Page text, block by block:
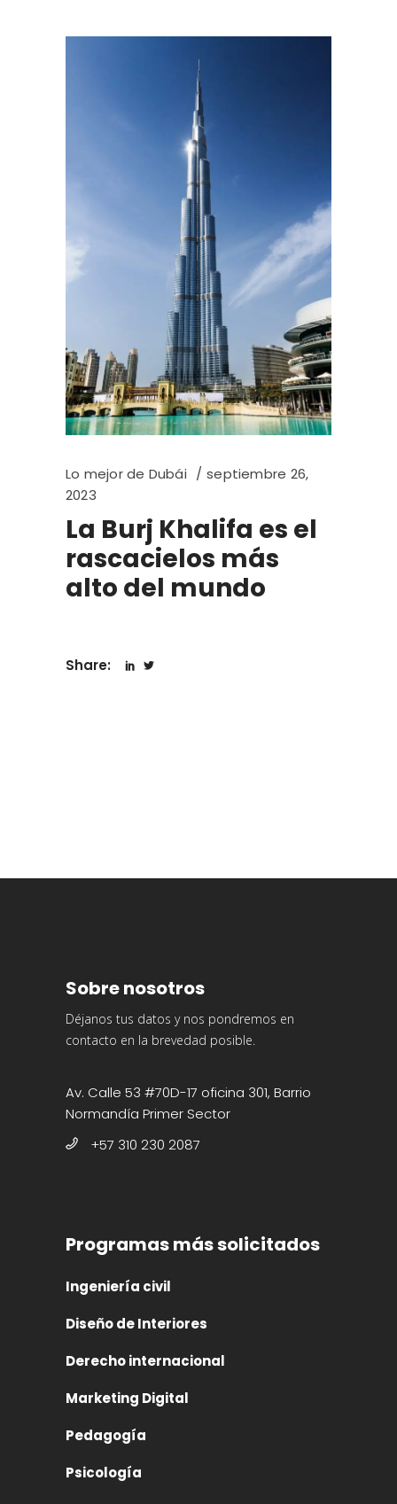
Lo mejor de Dubái
septiembre 26,
2023
La Burj Khalifa es el
rascacielos más
alto del mundo
Share:
Sobre nosotros
Déjanos tus datos y nos pondremos en
contacto en la brevedad posible.
Av. Calle 53 #70D-17 oficina 301, Barrio
Normandía Primer Sector
+57 310 230 2087
Programas más solicitados
Ingeniería civil
Diseño de Interiores
Derecho internacional
Marketing Digital
Pedagogía
Psicología